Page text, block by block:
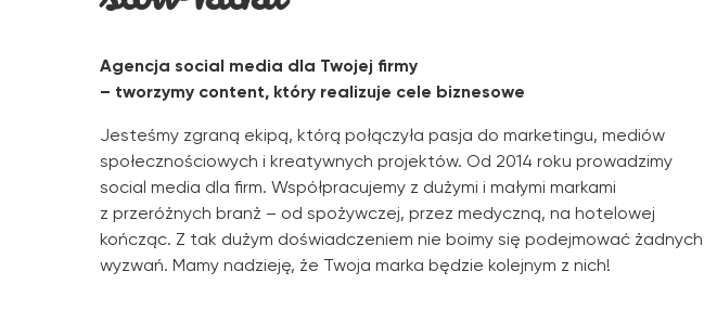
Agencja social media dla Twojej firmy
– tworzymy content, który realizuje cele biznesowe
Jesteśmy zgraną ekipą, którą połączyła pasja do marketingu, mediów
społecznościowych i kreatywnych projektów. Od 2014 roku prowadzimy
social media dla firm. Współpracujemy z dużymi i małymi markami
z przeróżnych branż – od spożywczej, przez medyczną, na hotelowej
kończąc. Z tak dużym doświadczeniem nie boimy się podejmować żadnych
wyzwań. Mamy nadzieję, że Twoja marka będzie kolejnym z nich!